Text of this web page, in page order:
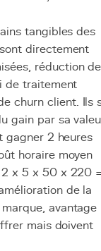
tangibles des
directement
réduction
de traitement
churn client. Ils
gain par sa
gagner 2 heures
horaire moyen
2 x 5 x 50 x 220
de la
avantage
mais doivent